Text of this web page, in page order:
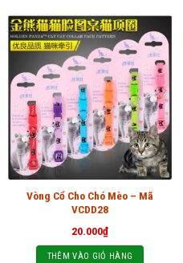
Vòng Cổ Cho Chó Mèo – Mã
VCDD28
20.000₫
THÊM VÀO GIỎ HÀNG